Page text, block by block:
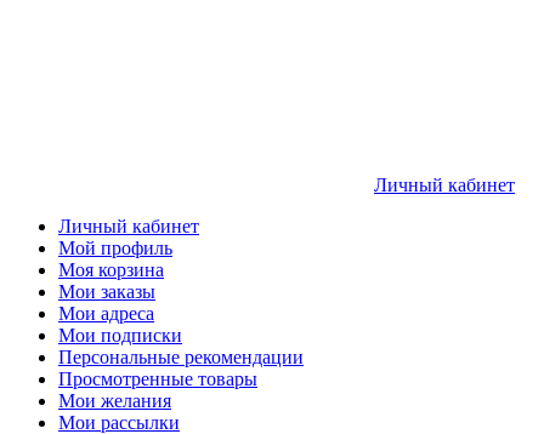
Личный кабинет
Личный кабинет
Мой профиль
Моя корзина
Мои заказы
Мои адреса
Мои подписки
Персональные рекомендации
Просмотренные товары
Мои желания
Мои рассылки